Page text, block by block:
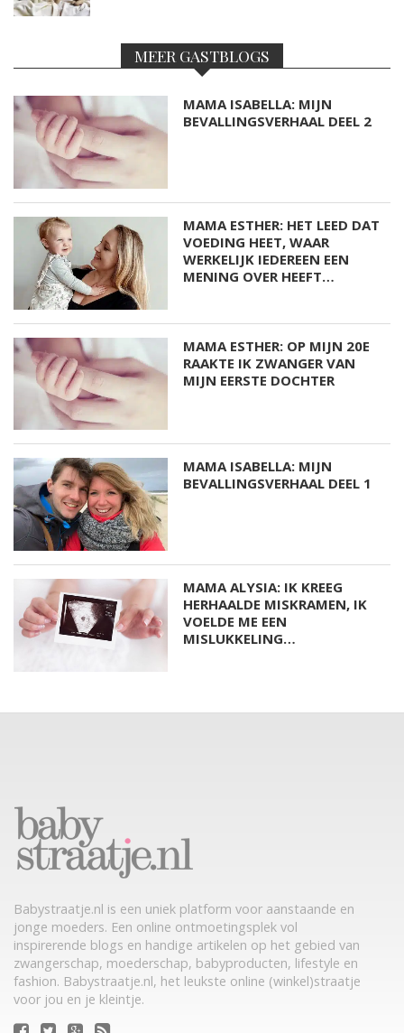
MEER GASTBLOGS
MAMA ISABELLA: MIJN
BEVALLINGSVERHAAL DEEL 2
MAMA ESTHER: HET LEED DAT
VOEDING HEET, WAAR
WERKELIJK IEDEREEN EEN
MENING OVER HEEFT…
MAMA ESTHER: OP MIJN 20E
RAAKTE IK ZWANGER VAN
MIJN EERSTE DOCHTER
MAMA ISABELLA: MIJN
BEVALLINGSVERHAAL DEEL 1
MAMA ALYSIA: IK KREEG
HERHAALDE MISKRAMEN, IK
VOELDE ME EEN
MISLUKKELING…
Babystraatje.nl is een uniek platform voor aanstaande en
jonge moeders. Een online ontmoetingsplek vol
inspirerende blogs en handige artikelen op het gebied van
zwangerschap, moederschap, babyproducten, lifestyle en
fashion. Babystraatje.nl, het leukste online (winkel)straatje
voor jou en je kleintje.